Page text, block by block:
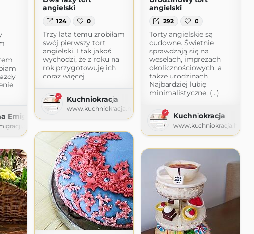
Emigracji
angielski
124 0
Trzy lata temu zrobiłam
swój pierwszy tort
angielski. I tak jakoś
wychodzi, że z roku na
rok przygotowuję ich
coraz więcej.
Kuchniokracja
www.kuchniokracja.hanami.pl
angielski
292 0
Torty angielskie są
cudowne. Świetnie
sprawdzają się na
weselach, imprezach
okolicznościowych, a
także urodzinach.
Najbardziej lubię
minimalistyczne, (...)
Kuchniokracja